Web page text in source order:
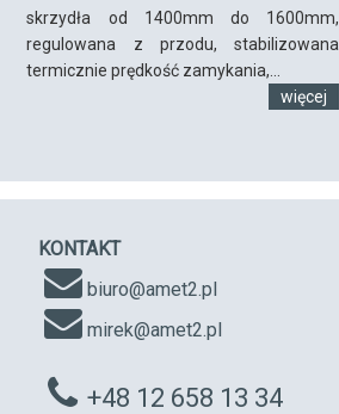
skrzydła od 1400mm do 1600mm,
regulowana z przodu, stabilizowana
termicznie prędkość zamykania,...
więcej
KONTAKT
biuro@amet2.pl
mirek@amet2.pl
+48 12 658 13 34